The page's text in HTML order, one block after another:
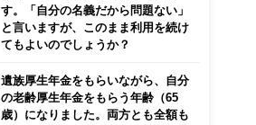
す。「自分の名義だから問題ない」
と言いますが、このまま利用を続け
てもよいのでしょうか？
遺族厚生年金をもらいながら、自分
の老齢厚生年金をもらう年齢（65
歳）になりました。両方とも全額も